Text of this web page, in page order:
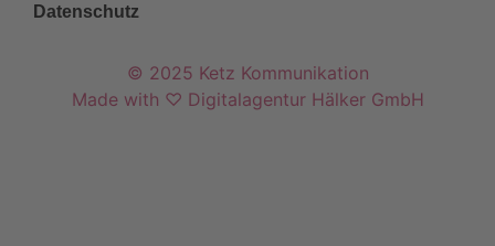
Datenschutz
© 2025 Ketz Kommunikation
Made with ♡ Digitalagentur Hälker GmbH